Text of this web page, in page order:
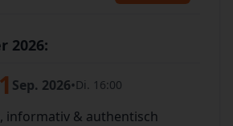
2026:
Sep. 2026•Di. 16:00
informativ & authentisch